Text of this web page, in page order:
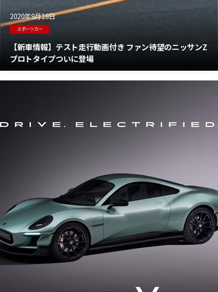
2020年9月18日
スポーツカー
【新車情報】テスト走行動画付き ファン待望のニッサンZ
プロトタイプついに登場